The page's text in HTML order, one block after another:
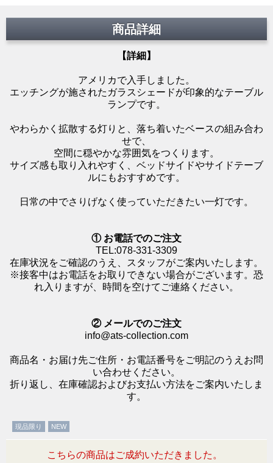
商品詳細
【詳細】
アメリカで入手しました。
エッチングが施されたガラスシェードが印象的なテーブル
ランプです。
やわらかく拡散する灯りと、落ち着いたベースの組み合わ
せで、
空間に穏やかな雰囲気をつくります。
サイズ感も取り入れやすく、ベッドサイドやサイドテーブ
ルにもおすすめです。
日常の中でさりげなく使っていただきたい一灯です。
① お電話でのご注文
TEL:078-331-3309
在庫状況をご確認のうえ、スタッフがご案内いたします。
※接客中はお電話をお取りできない場合がございます。恐
れ入りますが、時間を空けてご連絡ください。
② メールでのご注文
info@ats-collection.com
商品名・お届け先ご住所・お電話番号をご明記のうえお問
い合わせください。
折り返し、在庫確認およびお支払い方法をご案内いたしま
す。
現品限り NEW
こちらの商品はご成約いただきました。